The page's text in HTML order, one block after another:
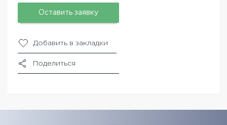
Оставить заявку
Добавить в закладки
Поделиться